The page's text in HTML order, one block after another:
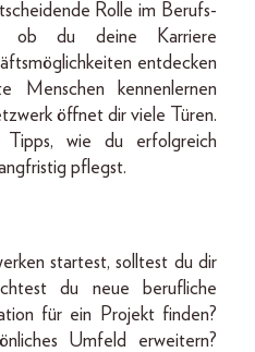
Rolle im Berufs-
ob du deine Karriere
entdecken
Menschen kennenlernen
öffnet dir viele Türen.
wie du erfolgreich
pflegst.
startest, solltest du dir
du neue berufliche
für ein Projekt finden?
Umfeld erweitern?